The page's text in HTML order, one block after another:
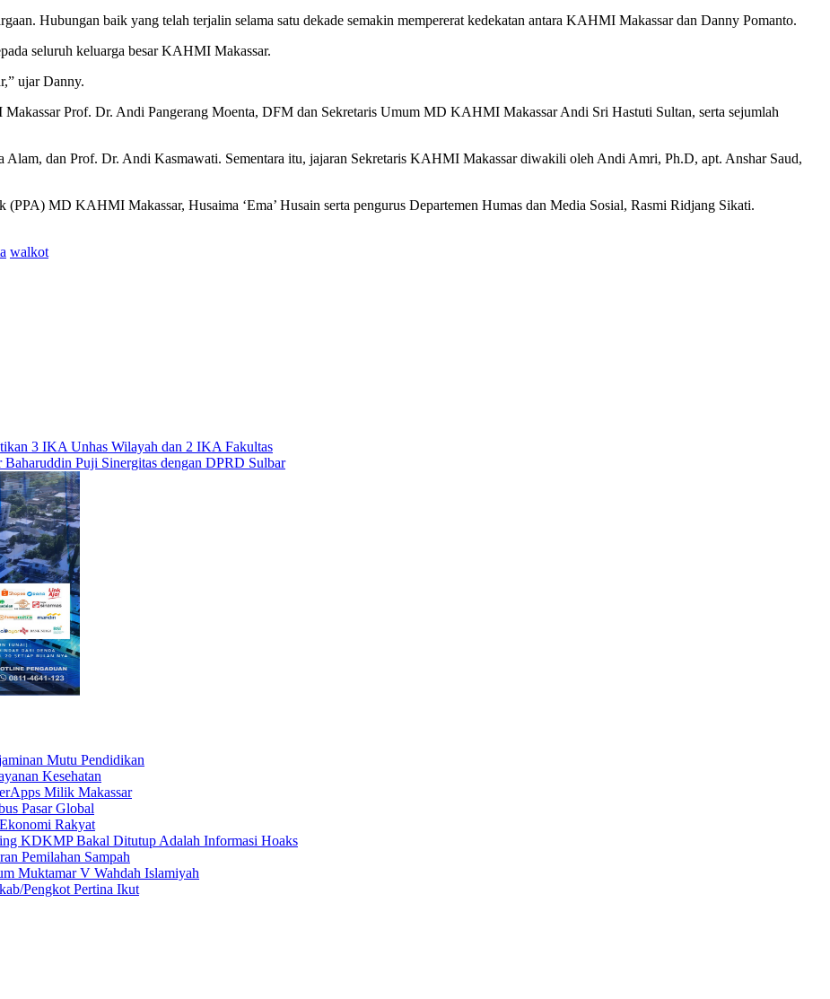
Hubungan baik yang telah terjalin selama satu dekade semakin mempererat kedekatan antara KAHMI Makassar dan Danny Pomanto.
seluruh keluarga besar KAHMI Makassar.
ujar Danny.
Prof. Dr. Andi Pangerang Moenta, DFM dan Sekretaris Umum MD KAHMI Makassar Andi Sri Hastuti Sultan, serta sejumlah
dan Prof. Dr. Andi Kasmawati. Sementara itu, jajaran Sekretaris KAHMI Makassar diwakili oleh Andi Amri, Ph.D, apt. Anshar Saud,
MD KAHMI Makassar, Husaima ‘Ema’ Husain serta pengurus Departemen Humas dan Media Sosial, Rasmi Ridjang Sikati.
walkot
3 IKA Unhas Wilayah dan 2 IKA Fakultas
Puji Sinergitas dengan DPRD Sulbar
Mutu Pendidikan
Kesehatan
Milik Makassar
Pasar Global
Rakyat
KDKMP Bakal Ditutup Adalah Informasi Hoaks
Pemilahan Sampah
Muktamar V Wahdah Islamiyah
Pengkot Pertina Ikut